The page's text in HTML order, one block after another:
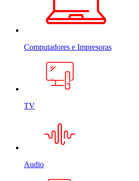
Computadores e Impresoras
TV
Audio